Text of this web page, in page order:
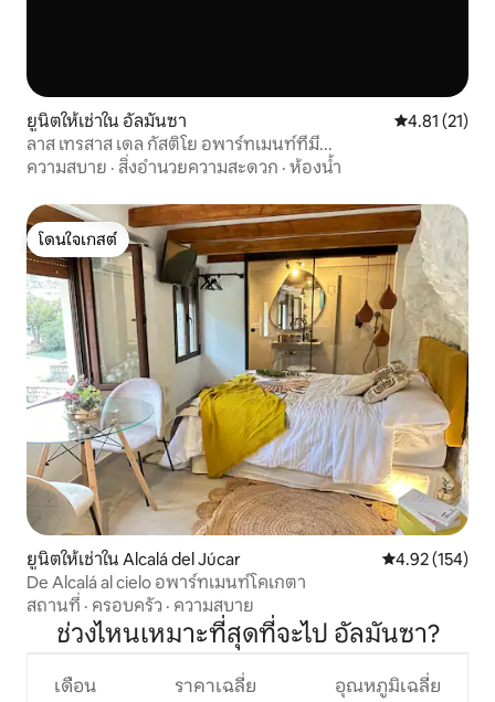
ยูนิตให้เช่าใน อัลมันซา คะแนนเฉลี่ย
4.81 (21)
ลาส เทรสาส เดล กัสติโย อพาร์ทเมนท์ที่มี...
ความสบาย · สิ่งอำนวยความสะดวก · ห้องน้ำ
โดนใจเกสต์
โดนใจเกสต์
ยูนิตให้เช่าใน Alcalá del Júcar คะแนนเฉลี่ย
4.92 (154)
De Alcalá al cielo อพาร์ทเมนท์โคเกตา
สถานที่ · ครอบครัว · ความสบาย
ช่วงไหนเหมาะที่สุดที่จะไป อัลมันซา?
เดือน ราคาเฉลี่ย อุณหภูมิเฉลี่ย